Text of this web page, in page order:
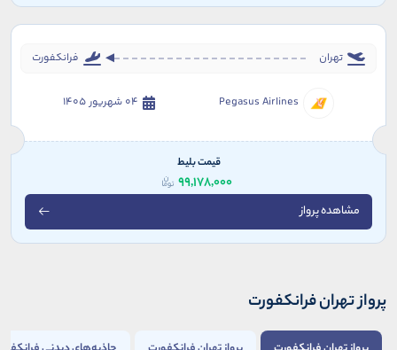
تهران فرانکفورت
Pegasus Airlines 04 شهریور 1405
قیمت بلیط
99,178,000
مشاهده پرواز
پرواز تهران فرانکفورت